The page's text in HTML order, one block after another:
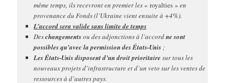
même temps, ils recevront en premier les « royalties » en
provenance du Fonds (l’Ukraine vient ensuite à +4%).
L’accord sera valide sans limite de temps
Deschangementsou des adjonctions à l’accordne sont
possibles qu’avec la permission des États-Unis;
Les États-Unis disposent d’un droit prioritaire sur tous les
nouveaux projets d’infrastructure et d’un veto sur les ventes de
ressources à d’autres pays.